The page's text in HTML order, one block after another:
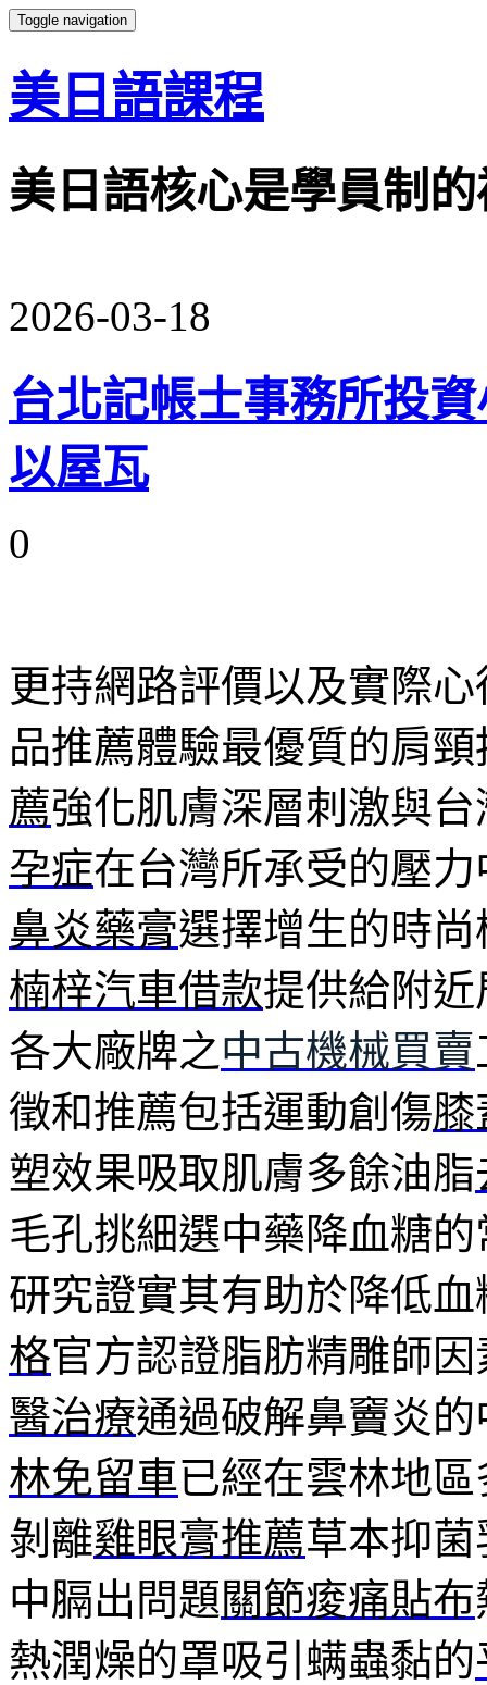
Toggle navigation
美日語課程
美日語核心是學員制
2026-03-18
台北記帳士事務所投
以屋瓦
0
更持網路評價以及實際心
品推薦體驗最優質的肩
薦強化肌膚深層刺激與
孕症在台灣所承受的壓
鼻炎藥膏選擇增生的時
楠梓汽車借款提供給附
各大廠牌之中古機械買賣
徵和推薦包括運動創傷膝
塑效果吸取肌膚多餘油脂
毛孔挑細選中藥降血糖
研究證實其有助於降低
格官方認證脂肪精雕師
醫治療通過破解鼻竇炎
林免留車已經在雲林地
剝離雞眼膏推薦草本抑
中膈出問題關節痠痛貼布
熱潤燥的罩吸引螨蟲黏的